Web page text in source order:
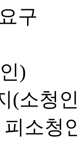
구
)
(소청
소청